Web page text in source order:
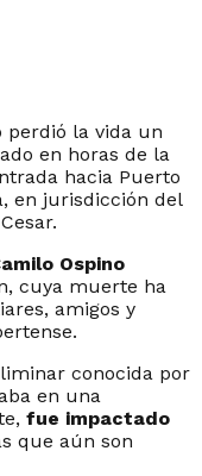
perdió la vida un
en horas de la
hacia Puerto
en jurisdicción del
Ospino
cuya muerte ha
amigos y
conocida por
en una
fue impactado
que aún son